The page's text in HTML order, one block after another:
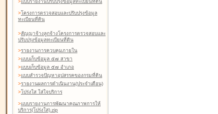
>แบบรายงานปรับปรุงข้อมูลทะเบียนที่ดิน
>โครงการตรวจสอบและปรับปรุงข้อมูล
ทะเบียนที่ดิน
>สัญญาจ้างลูกจ้างโครงการตรวจสอบและ
ปรับปรุงข้อมูลทะเบียนที่ดิน
>รายงานการควบคุมภายใน
>แบบเก็บข้อมูล ๕๗ สาขา
>แบบเก็บข้อมูล ๕๗ อำเภอ
>แบบสำรวจปัญหาอุปสรรคของกรมที่ดิน
>รายงานผลการดำเนินงาน(ประจำเดือน)
>โปร่งใส ใส่ใจบริการ
>แบบรายงานการพัฒนาคุณภาพการให้
บริการ(โปร่งใส).zip